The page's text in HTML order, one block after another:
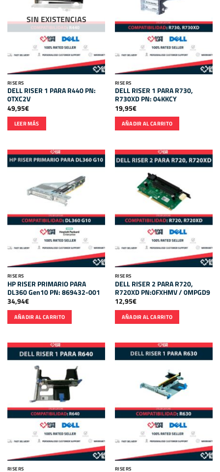
SIN EXISTENCIAS
RISERS
DELL RISER 1 PARA R440 PN:
0TXC2V
49,95€
LEER MÁS
RISERS
DELL RISER 1 PARA R730,
R730XD PN: 04KKCY
19,95€
AÑADIR AL CARRITO
RISERS
HP RISER PRIMARIO PARA
DL360 Gen10 PN: 869432-001
34,94€
AÑADIR AL CARRITO
RISERS
DELL RISER 2 PARA R720,
R720XD PN:0FXHMV / 0MPGD9
12,95€
AÑADIR AL CARRITO
RISERS RISERS